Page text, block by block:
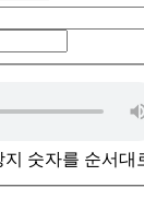
지 숫자를 순서대